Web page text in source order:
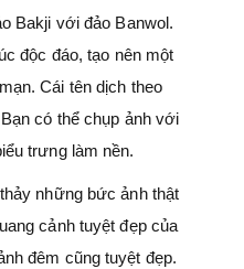
Bakji với đảo Banwol.
độc đáo, tạo nên một
Cái tên dịch theo
có thể chụp ảnh với
trưng làm nền.
những bức ảnh thật
cảnh tuyệt đẹp của
đêm cũng tuyệt đẹp.